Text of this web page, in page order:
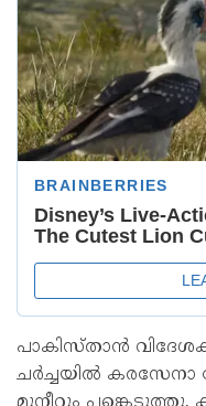
പാകിസ്താൻ
ചർച്ചയിൽ